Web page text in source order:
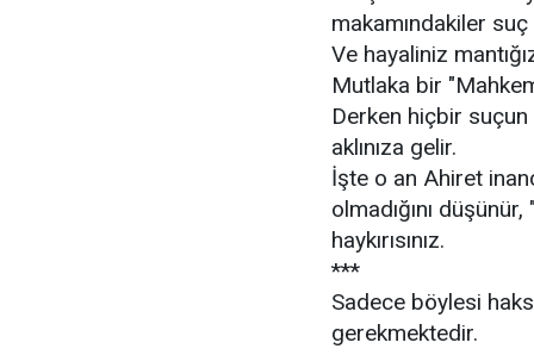
makamındakiler
Ve hayaliniz
Mutlaka bir
Derken hiçbir suçun
aklınıza gelir.
İşte o an Ahiret
olmadığını
haykırısınız.
***
Sadece böylesi
gerekmektedir.